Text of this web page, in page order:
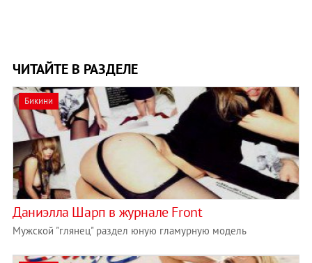
ЧИТАЙТЕ В РАЗДЕЛЕ
Бикини
Даниэлла Шарп в журнале Front
Мужской "глянец" раздел юную гламурную модель